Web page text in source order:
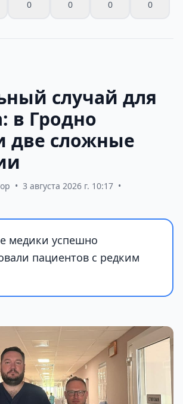
0 0 0 0
случай для
в Гродно
две сложные
• 3 августа 2026 г. 10:17 •
медики успешно
пациентов с редким